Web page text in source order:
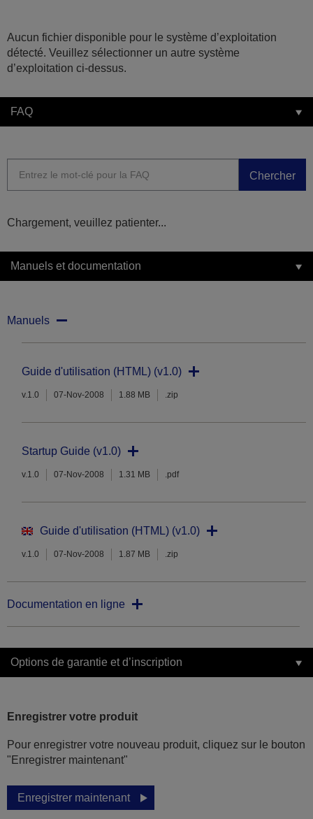
Aucun fichier disponible pour le système d’exploitation
détecté. Veuillez sélectionner un autre système
d’exploitation ci-dessus.
FAQ
Chercher
Chargement, veuillez patienter...
Manuels et documentation
Manuels
Guide d'utilisation (HTML) (v1.0)
v.1.0 07-Nov-2008 1.88 MB .zip
Startup Guide (v1.0)
v.1.0 07-Nov-2008 1.31 MB .pdf
Guide d'utilisation (HTML) (v1.0)
v.1.0 07-Nov-2008 1.87 MB .zip
Documentation en ligne
Options de garantie et d’inscription
Enregistrer votre produit
Pour enregistrer votre nouveau produit, cliquez sur le bouton
"Enregistrer maintenant"
Enregistrer maintenant